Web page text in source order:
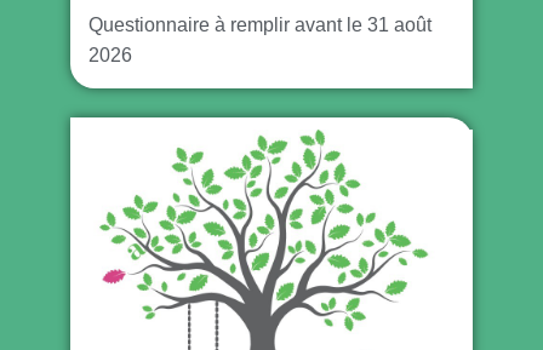
Questionnaire à remplir avant le 31 août
2026